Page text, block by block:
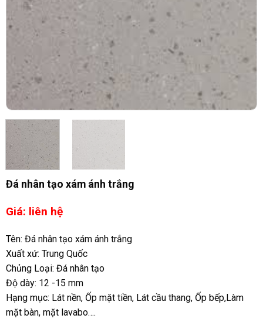
Đá nhân tạo xám ánh trắng
Giá: liên hệ
Tên: Đá nhân tạo xám ánh trắng
Xuất xứ: Trung Quốc
Chủng Loại: Đá nhân tạo
Độ dày: 12 -15 mm
Hạng mục: Lát nền, Ốp mặt tiền, Lát cầu thang, Ốp bếp,Làm
mặt bàn, mặt lavabo….